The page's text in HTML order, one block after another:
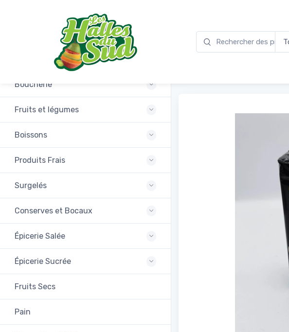
Promotions
Boucherie
Fruits et légumes
Boissons
Produits Frais
Surgelés
Conserves et Bocaux
Épicerie Salée
Épicerie Sucrée
Fruits Secs
Pain